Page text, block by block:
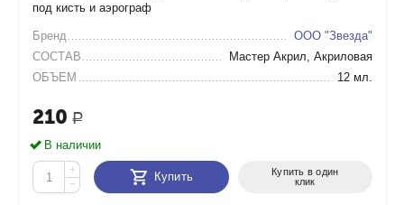
под кисть и аэрограф
Бренд
ООО "Звезда"
СОСТАВ
Мастер Акрил, Акриловая
ОБЪЕМ
12 мл.
210 Р
В наличии
+
−
Купить
Купить в один
клик